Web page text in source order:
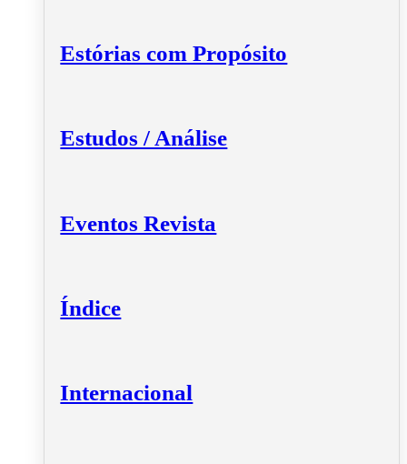
Estórias com Propósito
Estudos / Análise
Eventos Revista
Índice
Internacional